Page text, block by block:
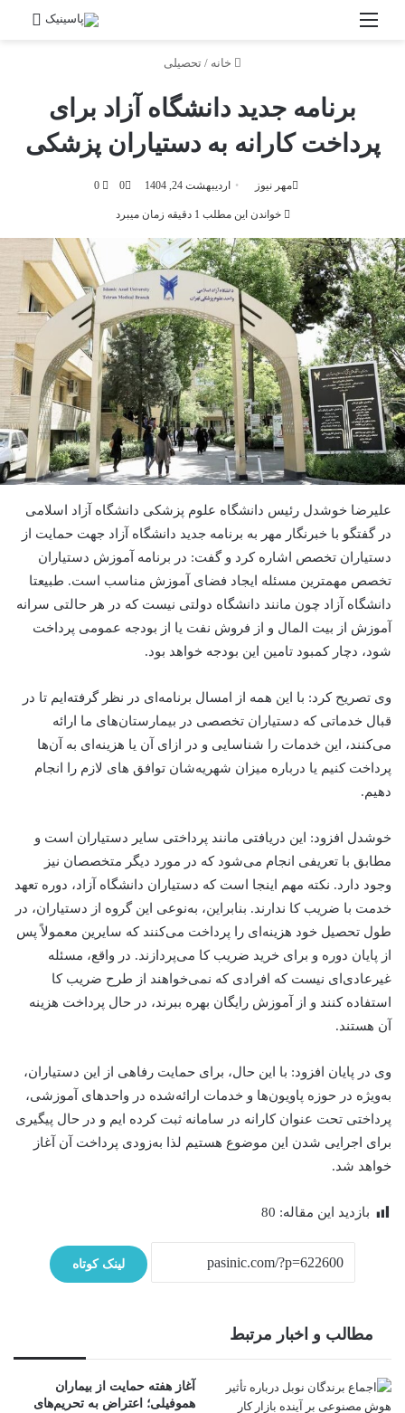
منو
خانه / تحصیلی
برنامه‌ جدید دانشگاه آزاد برای
پرداخت کارانه به دستیاران پزشکی
مهر نیوز اردیبهشت 24, 1404 0
0
خواندن این مطلب 1 دقیقه زمان میبرد
علیرضا خوشدل رئیس دانشگاه علوم پزشکی دانشگاه آزاد اسلامی
در گفتگو با خبرنگار مهر به برنامه جدید دانشگاه آزاد جهت حمایت از
دستیاران تخصص اشاره کرد و گفت: در برنامه آموزش دستیاران
تخصص مهمترین مسئله ایجاد فضای آموزش مناسب است. طبیعتا
دانشگاه آزاد چون مانند دانشگاه دولتی نیست که در هر حالتی سرانه
آموزش از بیت المال و از فروش نفت یا از بودجه عمومی پرداخت
شود، دچار کمبود تامین این بودجه خواهد بود.
وی تصریح کرد: با این همه از امسال برنامه‌ای در نظر گرفته‌ایم تا در
قبال خدماتی که دستیاران تخصصی در بیمارستان‌های ما ارائه
می‌کنند، این خدمات را شناسایی و در ازای آن یا هزینه‌ای به آن‌ها
پرداخت کنیم یا درباره میزان شهریه‌شان توافق های لازم را انجام
دهیم.
خوشدل افزود: این دریافتی مانند پرداختی سایر دستیاران است و
مطابق با تعریفی انجام می‌شود که در مورد دیگر متخصصان نیز
وجود دارد. نکته مهم اینجا است که دستیاران دانشگاه آزاد، دوره تعهد
خدمت با ضریب کا ندارند. بنابراین، به‌نوعی این گروه از دستیاران، در
طول تحصیل خود هزینه‌ای را پرداخت می‌کنند که سایرین معمولاً پس
از پایان دوره و برای خرید ضریب کا می‌پردازند. در واقع، مسئله
غیرعادی‌ای نیست که افرادی که نمی‌خواهند از طرح ضریب کا
استفاده کنند و از آموزش رایگان بهره ببرند، در حال پرداخت هزینه
آن هستند.
وی در پایان افزود: با این حال، برای حمایت رفاهی از این دستیاران،
به‌ویژه در حوزه پاویون‌ها و خدمات ارائه‌شده در واحدهای آموزشی،
پرداختی تحت عنوان کارانه در سامانه ثبت کرده ایم و در حال پیگیری
برای اجرایی شدن این موضوع هستیم لذا به‌زودی پرداخت آن آغاز
خواهد شد.
بازدید این مقاله: 80
لینک کوتاه
مطالب و اخبار مرتبط
آغاز هفته حمایت از بیماران
هموفیلی؛ اعتراض به تحریم‌های